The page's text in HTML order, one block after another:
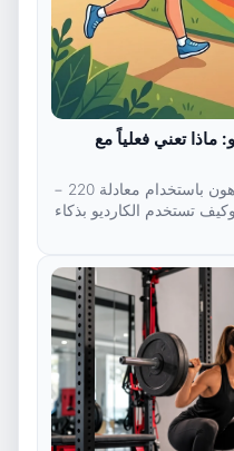
تعني فعلياً مع
تعرّف على معنى منطقة حرق الدهون باستخدام معادلة 220 −
النبض، وكيف تستخدم الكارديو بذكاء